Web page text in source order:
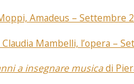
Amadeus – Settembre
Claudia Mambelli, l’opera –
a insegnare musicadi